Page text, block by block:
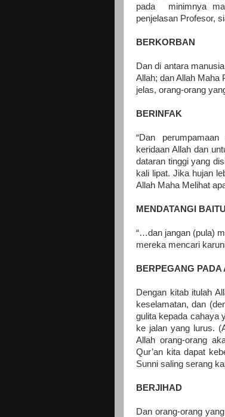
pada minimnya
penjelasan Profesor,
BERKORBAN
Dan di antara
Allah; dan Allah Maha
jelas, orang-orang
BERINFAK
“Dan
keridaan Allah dan
dataran tinggi yang
kali lipat. Jika hujan
Allah Maha Melihat
MENDATANGI
“…dan jangan (pula)
mereka mencari
BERPEGANG PADA
Dengan kitab itulah
keselamatan, dan
gulita kepada cahaya
ke jalan yang lurus.
Allah orang-orang
Qur’an kita dapat
Sunni saling serang
BERJIHAD
Dan orang-orang